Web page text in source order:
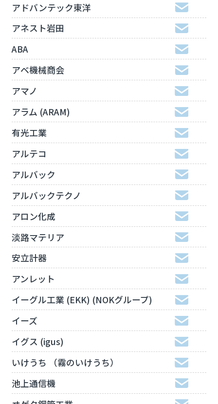
アドバンテック東洋
アネスト岩田
ABA
アベ機械商会
アマノ
アラム (ARAM)
有光工業
アルテコ
アルバック
アルバックテクノ
アロン化成
淡路マテリア
安立計器
アンレット
イーグル工業 (EKK) (NOKグループ)
イーズ
イグス (igus)
いけうち （霧のいけうち）
池上通信機